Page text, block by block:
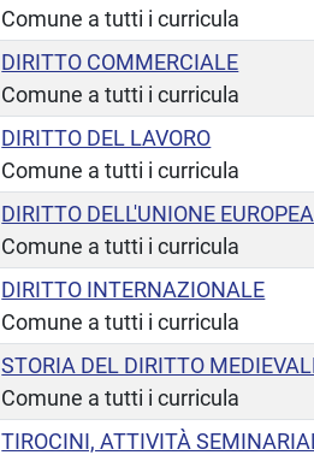
Comune a tutti i curricula
DIRITTO COMMERCIALE
Comune a tutti i curricula
DIRITTO DEL LAVORO
Comune a tutti i curricula
DIRITTO DELL'UNIONE EUROPEA
Comune a tutti i curricula
DIRITTO INTERNAZIONALE
Comune a tutti i curricula
STORIA DEL DIRITTO
Comune a tutti i curricula
TIROCINI, ATTIVITÀ